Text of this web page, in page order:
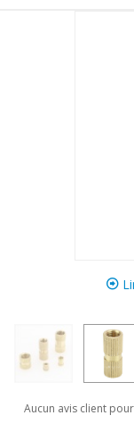
Aucun avis client